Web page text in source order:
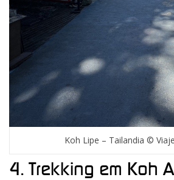
Koh Lipe – Tailandia ©
4. Trekking em Koh